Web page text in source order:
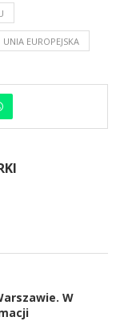
UNIA EUROPEJSKA
W